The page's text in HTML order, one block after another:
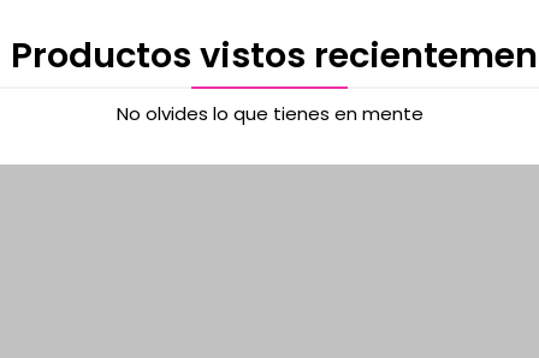
Productos vistos
No olvides lo que tienes en mente